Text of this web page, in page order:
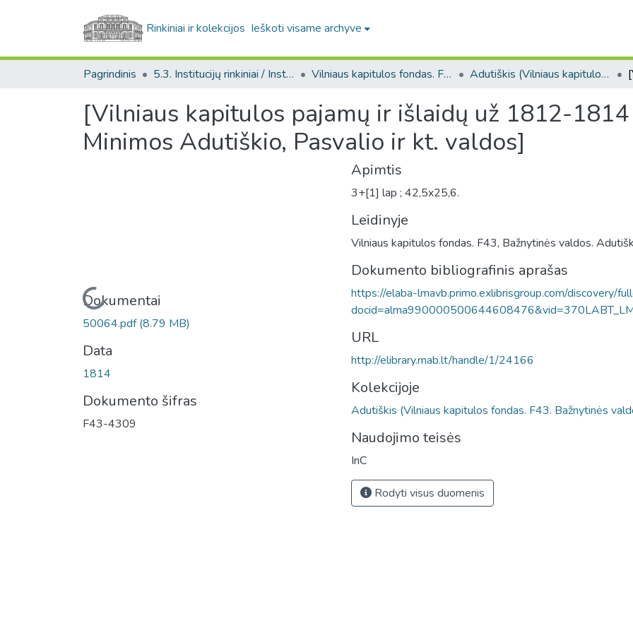
Rinkiniai ir kolekcijos Ieškoti visame archyve
Pagrindinis 5.3. Institucijų rinkiniai / Institutional collections Vilniaus kapitulos fondas. F43 Adutiškis (Vilniaus kapitulos fondas. F43. Bažnytinės valdos)
[Vilniaus kapitulos pajamų ir išlaidų už 1812-
Minimos Adutiškio, Pasvalio ir kt. valdos]
Įkeliama...
Dokumentai
50064.pdf(8.79 MB)
Data
1814
Dokumento šifras
F43-4309
Apimtis
3+[1] lap ; 42,5x25,6.
Leidinyje
Vilniaus kapitulos fondas. F43, Bažnytinės valdos.
Dokumento bibliografinis aprašas
https://elaba-lmavb.primo.exlibrisgroup.com/discovery/
URL
http://elibrary.mab.lt/handle/1/24166
Kolekcijoje
Adutiškis (Vilniaus kapitulos fondas. F43. Bažnytinės
Naudojimo teisės
InC
Rodyti visus duomenis